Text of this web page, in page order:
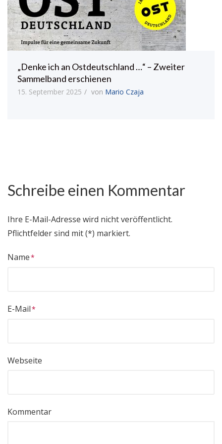
„Denke ich an Ostdeutschland …“ – Zweiter
Sammelband erschienen
15. September 2025 von Mario Czaja
Schreibe einen Kommentar
Ihre E-Mail-Adresse wird nicht veröffentlicht.
Pflichtfelder sind mit (*) markiert.
Name
E-Mail
Webseite
Kommentar